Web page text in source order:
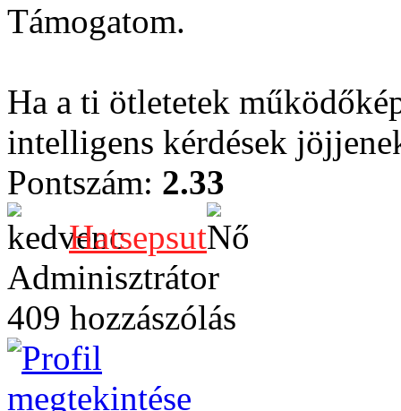
Támogatom.
Ha a ti ötletetek
intelligens kérdések
Pontszám: 2.33
Hatsepsut
Adminisztrátor
409 hozzászólás